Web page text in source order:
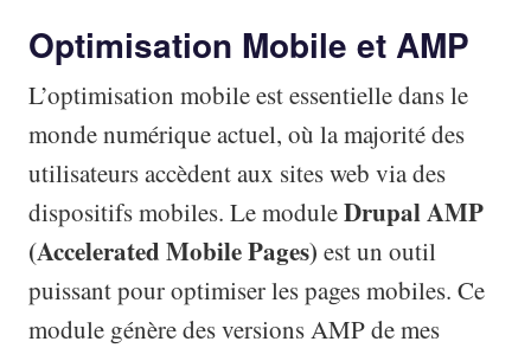
Optimisation Mobile et AMP
L’optimisation mobile est essentielle dans le
monde numérique actuel, où la majorité des
utilisateurs accèdent aux sites web via des
dispositifs mobiles. Le moduleDrupal AMP
(Accelerated Mobile Pages) est un outil
puissant pour optimiser les pages mobiles. Ce
module génère des versions AMP de mes